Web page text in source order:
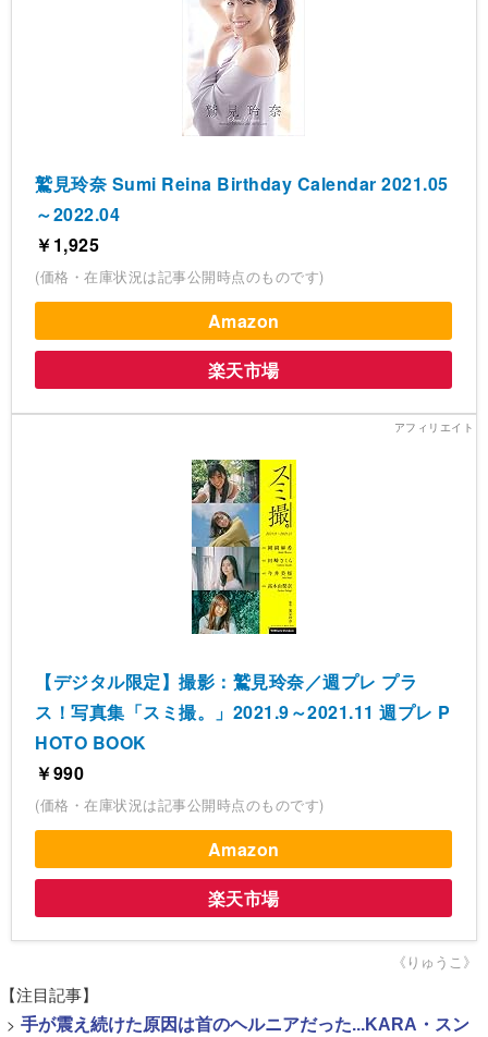
鷲見玲奈 Sumi Reina Birthday Calendar 2021.05
～2022.04
￥1,925
(価格・在庫状況は記事公開時点のものです)
Amazon
楽天市場
【デジタル限定】撮影：鷲見玲奈／週プレ プラ
ス！写真集「スミ撮。」2021.9～2021.11 週プレ P
HOTO BOOK
￥990
(価格・在庫状況は記事公開時点のものです)
Amazon
楽天市場
《りゅうこ》
【注目記事】
> 手が震え続けた原因は首のヘルニアだった...KARA・スン